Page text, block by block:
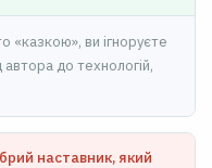
«казкою», ви ігноруєте
автора до технологій,
наставник, який